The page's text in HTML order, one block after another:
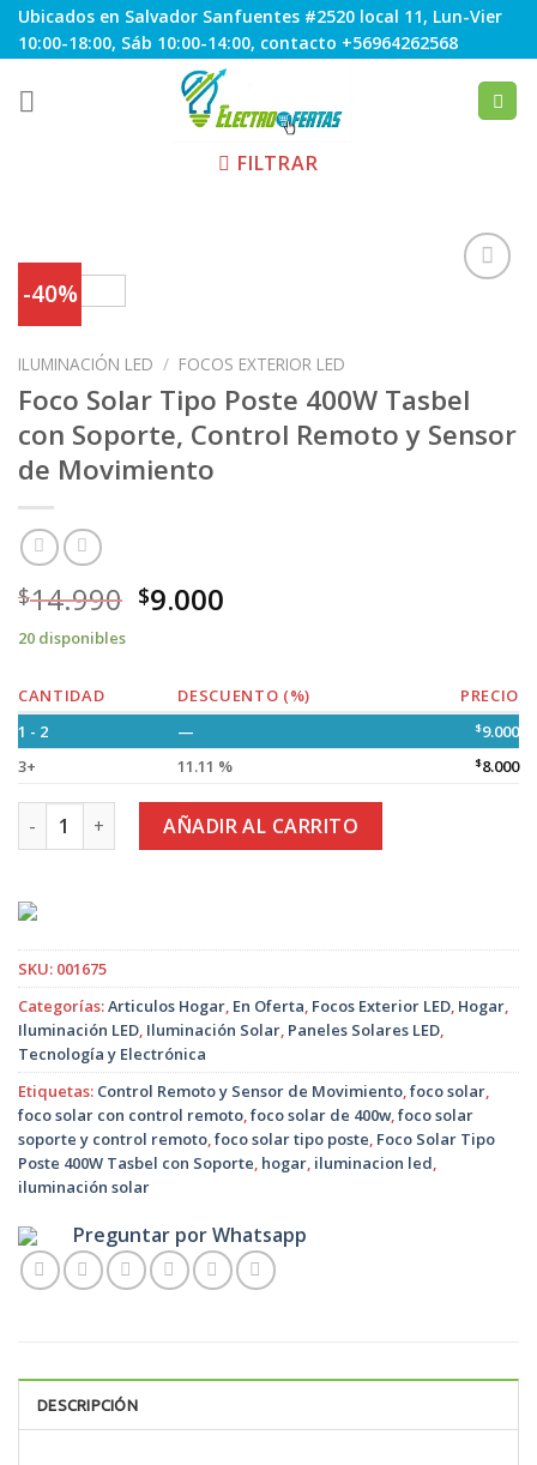
Skip
to
Ubicados en Salvador Sanfuentes #2520 local 11, Lun-Vier
10:00-18:00, Sáb 10:00-14:00, contacto +56964262568
FILTRAR
-40%
Favoritos
ILUMINACIÓN LED / FOCOS EXTERIOR LED
Foco Solar Tipo Poste 400W Tasbel
con Soporte, Control Remoto y Sensor
de Movimiento
$14.990 $9.000
20 disponibles
CANTIDAD DESCUENTO (%)
PRECIO
1 - 2
— $9.000
3+
11.11 % $8.000
Foco Solar Tipo Poste 400W Tasbel con Soporte, Control
AÑADIR AL CARRITO
SKU: 001675
Categorías:Articulos Hogar, En Oferta, Focos Exterior LED, Hogar,
Iluminación LED, Iluminación Solar, Paneles Solares LED,
Tecnología y Electrónica
Etiquetas: Control Remoto y Sensor de Movimiento,foco solar,
foco solar con control remoto,foco solar de 400w,foco solar
soporte y control remoto,foco solar tipo poste, Foco Solar Tipo
Poste 400W Tasbel con Soporte, hogar, iluminacion led,
iluminación solar
Preguntar por Whatsapp
DESCRIPCIÓN